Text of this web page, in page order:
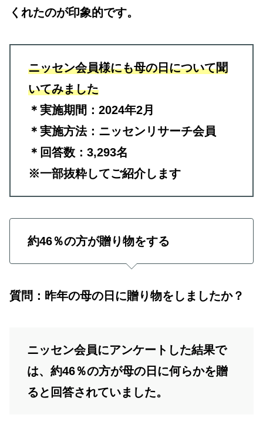
くれたのが印象的です。
ニッセン会員様にも母の日について聞
いてみました
＊実施期間：2024年2月
＊実施方法：ニッセンリサーチ会員
＊回答数：3,293名
※一部抜粋してご紹介します
約46％の方が贈り物をする
質問：昨年の母の日に贈り物をしましたか？
ニッセン会員にアンケートした結果で
は、約46％の方が母の日に何らかを贈
ると回答されていました。